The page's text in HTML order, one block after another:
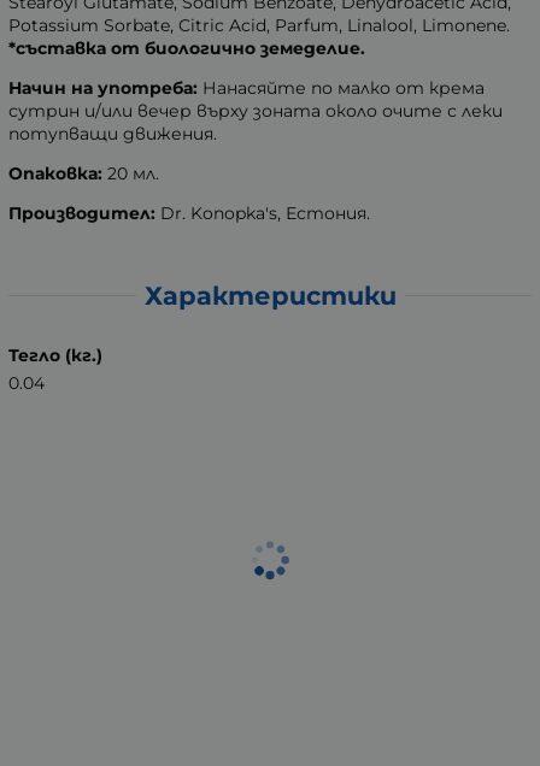
Potassium Sorbate, Citric Acid, Parfum, Linalool, Limonene.
*съставка от биологично земеделие.
Начин на употреба: Нанасяйте по малко от крема
сутрин и/или вечер върху зоната около очите с леки
потупващи движения.
Опаковка: 20 мл.
Производител: Dr. Konopka's, Естония.
Характеристики
Тегло (кг.)
0.04